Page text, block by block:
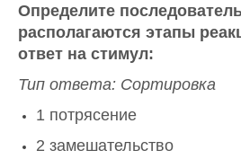
Определите
располагаются этапы
ответ на стимул:
Тип ответа: Сортировка
1 потрясение
2 замешательство